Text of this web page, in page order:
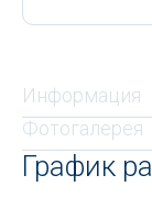
Информация
Фотогалерея
График